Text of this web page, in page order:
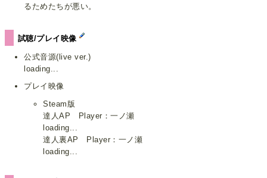
るためたちが悪い。
試聴/プレイ映像
公式音源(live ver.)
loading...
プレイ映像
Steam版
達人AP Player：一ノ瀬
loading...
達人裏AP Player：一ノ瀬
loading...